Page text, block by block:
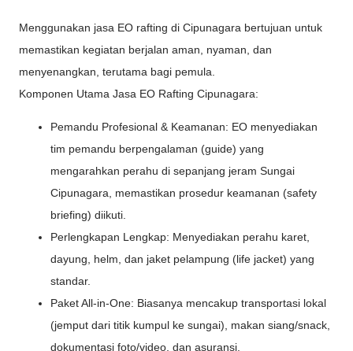
Menggunakan jasa EO rafting di Cipunagara bertujuan untuk
memastikan kegiatan berjalan aman, nyaman, dan
menyenangkan, terutama bagi pemula.
Komponen Utama Jasa EO Rafting Cipunagara:
Pemandu Profesional & Keamanan: EO menyediakan
tim pemandu berpengalaman (guide) yang
mengarahkan perahu di sepanjang jeram Sungai
Cipunagara, memastikan prosedur keamanan (safety
briefing) diikuti.
Perlengkapan Lengkap: Menyediakan perahu karet,
dayung, helm, dan jaket pelampung (life jacket) yang
standar.
Paket All-in-One: Biasanya mencakup transportasi lokal
(jemput dari titik kumpul ke sungai), makan siang/snack,
dokumentasi foto/video, dan asuransi.